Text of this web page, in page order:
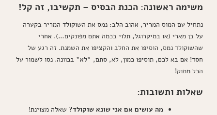
משימה ראשונה: הכנת הבסיס – תקשיבו, זה קל!
נתחיל עם המוס המריר, אהוב הלב: נמס את השוקולד המריר בקערה
על בן מארי (או במיקרוגל, תלוי בכמה אתם מפונקים…). אחרי
שהשוקולד נמס, הוסיפו את החלב והקציפו את השמנת. זה רגע של
חסד! אם בא לכם, תוסיפו כמון, לא, סתם, *לא* בכוונה. נסו לשמור על
הכל מתוק!
שאלות ותשובות:
מה עושים אם אני שונא שוקולד? שאלה מצוינת!